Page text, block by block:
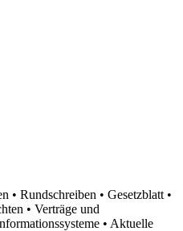
• Rundschreiben • Gesetzblatt •
• Verträge und
• Aktuelle